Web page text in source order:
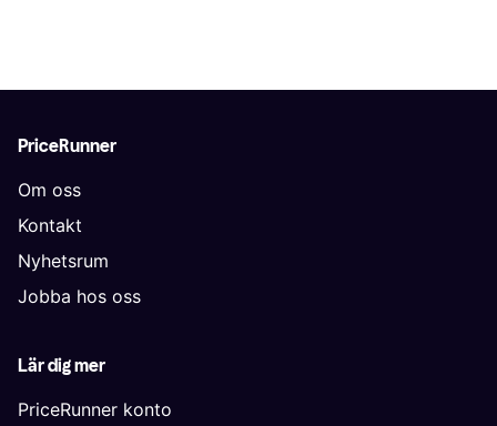
PriceRunner
Om oss
Kontakt
Nyhetsrum
Jobba hos oss
Lär dig mer
PriceRunner konto